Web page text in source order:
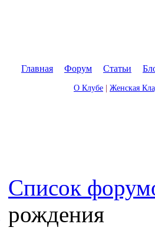
Главная Форум Статьи
О Клубе Женская
Список
рождения